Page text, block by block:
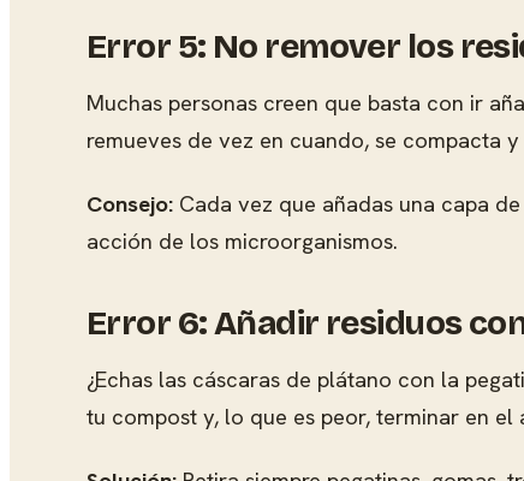
Error 5: No remover los
Muchas personas creen que basta con ir
remueves de vez en cuando, se compacta
Consejo: Cada vez que añadas una capa
acción de los microorganismos.
Error 6: Añadir residuos
¿Echas las cáscaras de plátano con la
tu compost y, lo que es peor, terminar en